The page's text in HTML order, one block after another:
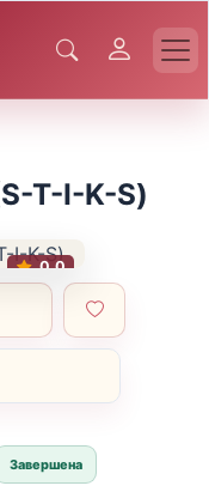
T-I-K-S)
0.0
Завершена